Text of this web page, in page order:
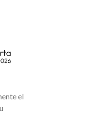
el